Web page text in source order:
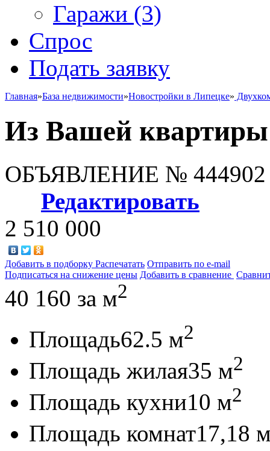
Гаражи (3)
Спрос
Подать заявку
Главная»База недвижимости»Новостройки в Липецке»
Из Вашей
ОБЪЯВЛЕНИЕ № 444902
Редактировать
2 510 000
Добавить в подборку Распечатать Отправить по e-mail
Подписаться на снижение цены Добавить в сравнение
40 160 за м2
Площадь62.5 м2
Площадь жилая35 м2
Площадь кухни10 м2
Площадь комнат17,18